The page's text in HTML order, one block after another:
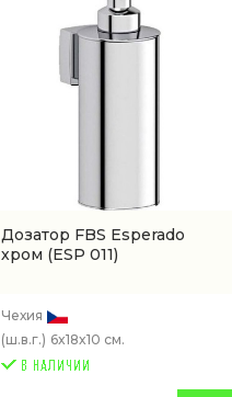
Дозатор FBS Esperado
хром (ESP 011)
Чехия
(ш.в.г.) 6x18x10 см.